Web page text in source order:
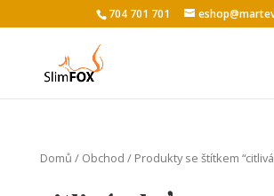
704 701 701
Domů / Obchod / Produkty se štítkem